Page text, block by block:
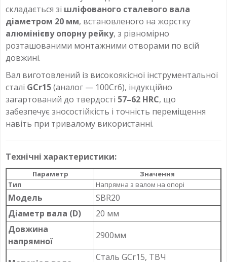
складається зі шліфованого сталевого вала
діаметром 20 мм, встановленого на жорстку
алюмінієву опорну рейку, з рівномірно
розташованими монтажними отворами по всій
довжині.
Вал виготовлений із високоякісної інструментальної
сталі GCr15(аналог — 100Cr6), індукційно
загартований до твердості 57–62 HRC, що
забезпечує зносостійкість і точність переміщення
навіть при тривалому використанні.
Технічні характеристики:
Параметр
Значення
Тип
Напрямна з валом на опорі
Модель
SBR20
Діаметр вала (D)
20 мм
Довжина
напрямної
2900мм
Сталь GCr15, ТВЧ